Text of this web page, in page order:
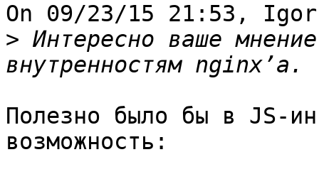
On 09/23/15 21:53,
> Интересно ваше
Полезно было бы в JS-
возможность: